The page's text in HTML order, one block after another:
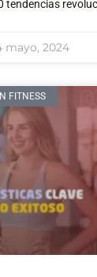
tendencias
mayo, 2024
FITNESS